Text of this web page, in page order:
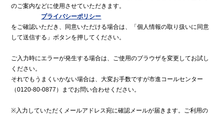
のご案内などに使用させていただきます。
プライバシーポリシー
をご確認いただき、同意いただける場合は、「個人情報の取り扱いに同意
して送信する」ボタンを押してください。
ご入力時にエラーが発生する場合は、ご使用のブラウザを変更してお試し
ください。
それでもうまくいかない場合は、大変お手数ですが市進コールセンター
（0120-80-0877）までお問い合わせください。
※入力していただくメールアドレス宛に確認メールが届きます。ご利用の